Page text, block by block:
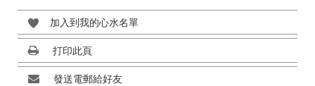
加入到我的心水名單
打印此頁
發送電郵給好友